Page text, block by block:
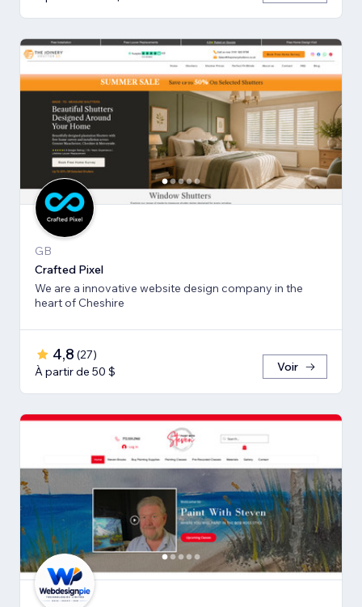
GB
Crafted Pixel
We are a innovative website design company in the
heart of Cheshire
4,8 (27)
À partir de 50 $
Voir